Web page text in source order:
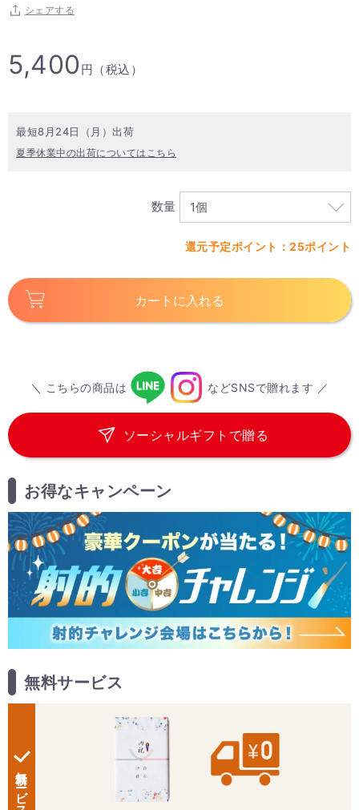
シェアする
5,400 円（税込）
最短8月24日（月）出荷
夏季休業中の出荷についてはこちら
数量
還元予定ポイント：25ポイント
カートに入れる
＼ こちらの商品は などSNSで贈れます ／
ソーシャルギフトで贈る
お得なキャンペーン
無料サービス
無料サービス